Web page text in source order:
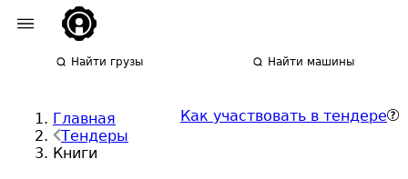
Найти грузы Найти машины
Главная
Тендеры
Книги
Как участвовать в тендере